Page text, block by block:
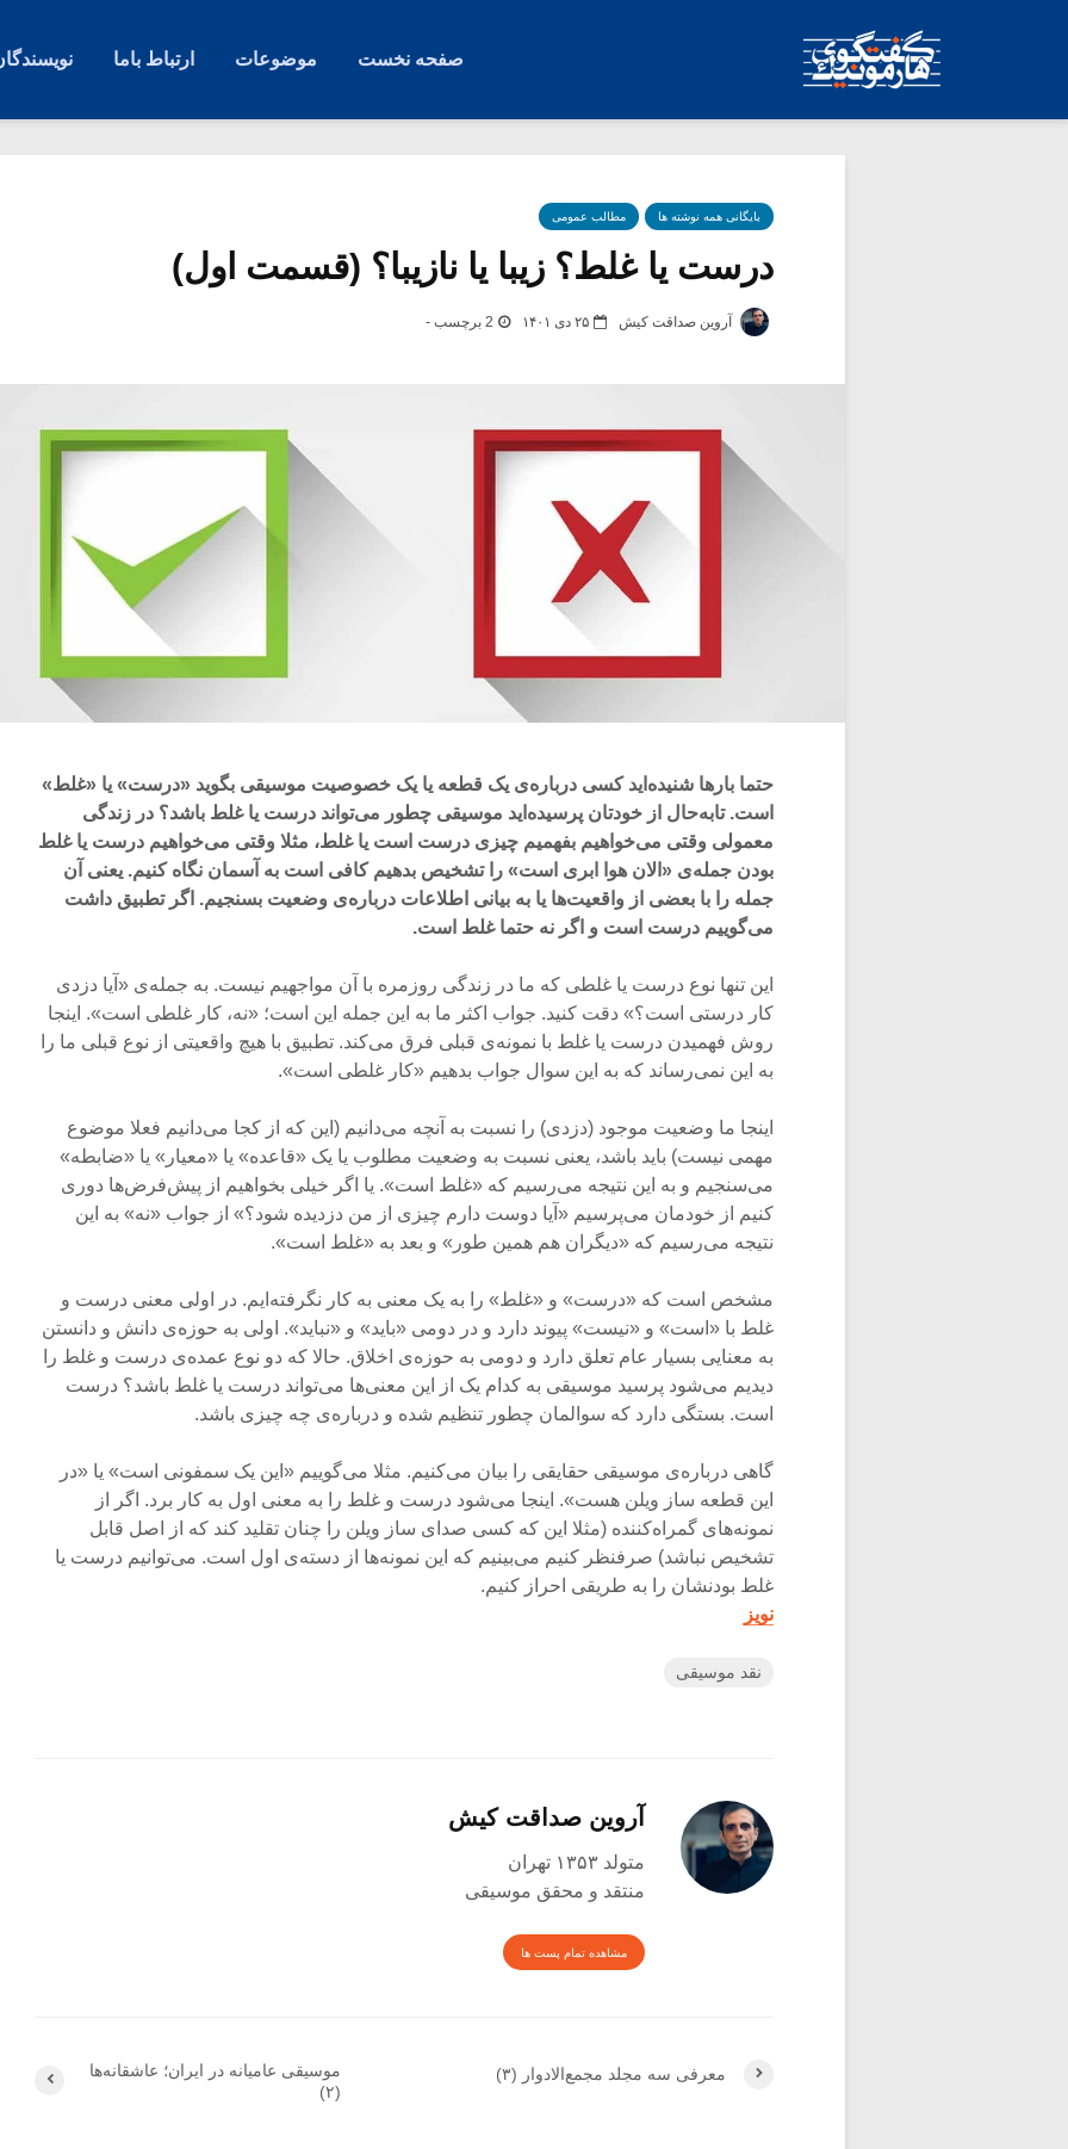
صفحه نخست موضوعات ارتباط باما
بایگانی همه نوشته ها مطالب عمومی
درست یا غلط؟ زیبا یا نازیبا؟ (قسمت اول)
آروین صداقت کیش ۲۵ دی ۱۴۰۱ 2 برچسب -
حتما بارها شنیده‌اید کسی درباره‌ی یک قطعه یا یک خصوصیت موسیقی بگوید «درست» یا «غلط»
است. تابه‌حال از خودتان پرسیده‌اید موسیقی چطور می‌تواند درست یا غلط باشد؟ در زندگی
معمولی وقتی می‌خواهیم بفهمیم چیزی درست است یا غلط، مثلا وقتی می‌خواهیم درست یا غلط
بودن جمله‌ی «الان هوا ابری است» را تشخیص بدهیم کافی است به آسمان نگاه کنیم. یعنی آن
جمله را با بعضی از واقعیت‌ها یا به بیانی اطلاعات درباره‌ی وضعیت بسنجیم. اگر تطبیق داشت
می‌گوییم درست است و اگر نه حتما غلط است.
این تنها نوع درست یا غلطی که ما در زندگی روزمره با آن مواجهیم نیست. به جمله‌ی «آیا دزدی
کار درستی است؟» دقت کنید. جواب اکثر ما به این جمله این است؛ «نه، کار غلطی است». اینجا
روش فهمیدن درست یا غلط با نمونه‌ی قبلی فرق می‌کند. تطبیق با هیچ واقعیتی از نوع قبلی ما را
به این نمی‌رساند که به این سوال جواب بدهیم «کار غلطی است».
اینجا ما وضعیت موجود (دزدی) را نسبت به آنچه می‌دانیم (این که از کجا می‌دانیم فعلا موضوع
مهمی نیست) باید باشد، یعنی نسبت به وضعیت مطلوب یا یک «قاعده» یا «معیار» یا «ضابطه»
می‌سنجیم و به این نتیجه می‌رسیم که «غلط است». یا اگر خیلی بخواهیم از پیش‌فرض‌ها دوری
کنیم از خودمان می‌پرسیم «آیا دوست دارم چیزی از من دزدیده شود؟» از جواب «نه» به این
نتیجه می‌رسیم که «دیگران هم همین طور» و بعد به «غلط است».
مشخص است که «درست» و «غلط» را به یک معنی به کار نگرفته‌ایم. در اولی معنی درست و
غلط با «است» و «نیست» پیوند دارد و در دومی «باید» و «نباید». اولی به حوزه‌ی دانش و دانستن
به معنایی بسیار عام تعلق دارد و دومی به حوزه‌ی اخلاق. حالا که دو نوع عمده‌ی درست و غلط را
دیدیم می‌شود پرسید موسیقی به کدام یک از این معنی‌ها می‌تواند درست یا غلط باشد؟ درست
است. بستگی دارد که سوالمان چطور تنظیم شده و درباره‌ی چه چیزی باشد.
گاهی درباره‌ی موسیقی حقایقی را بیان می‌کنیم. مثلا می‌گوییم «این یک سمفونی است» یا «در
این قطعه ساز ویلن هست». اینجا می‌شود درست و غلط را به معنی اول به کار برد. اگر از
نمونه‌های گمراه‌کننده (مثلا این که کسی صدای ساز ویلن را چنان تقلید کند که از اصل قابل
تشخیص نباشد) صرفنظر کنیم می‌بینیم که این نمونه‌ها از دسته‌ی اول است. می‌توانیم درست یا
غلط بودنشان را به طریقی احراز کنیم.
نویز
نقد موسیقی
آروین صداقت کیش
متولد ۱۳۵۳ تهران
منتقد و محقق موسیقی
مشاهده تمام پست ها
موسیقی عامیانه در ایران؛ عاشقانه‌ها
(۲)
معرفی سه مجلد مجمع‌الادوار (۳)